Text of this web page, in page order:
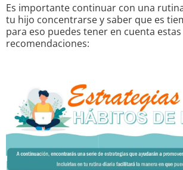
Es importante continuar con una
tu hijo concentrarse y saber que es
para eso puedes tener en cuenta estas
recomendaciones: